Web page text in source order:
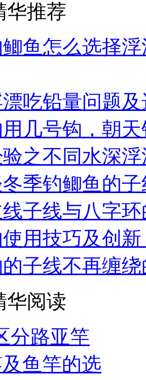
华推荐
鱼怎么选择
吃铅量问题
几号钩，朝
之不同水深
季钓鲫鱼的
子线与八字
用技巧及创
子线不再缠
华阅读